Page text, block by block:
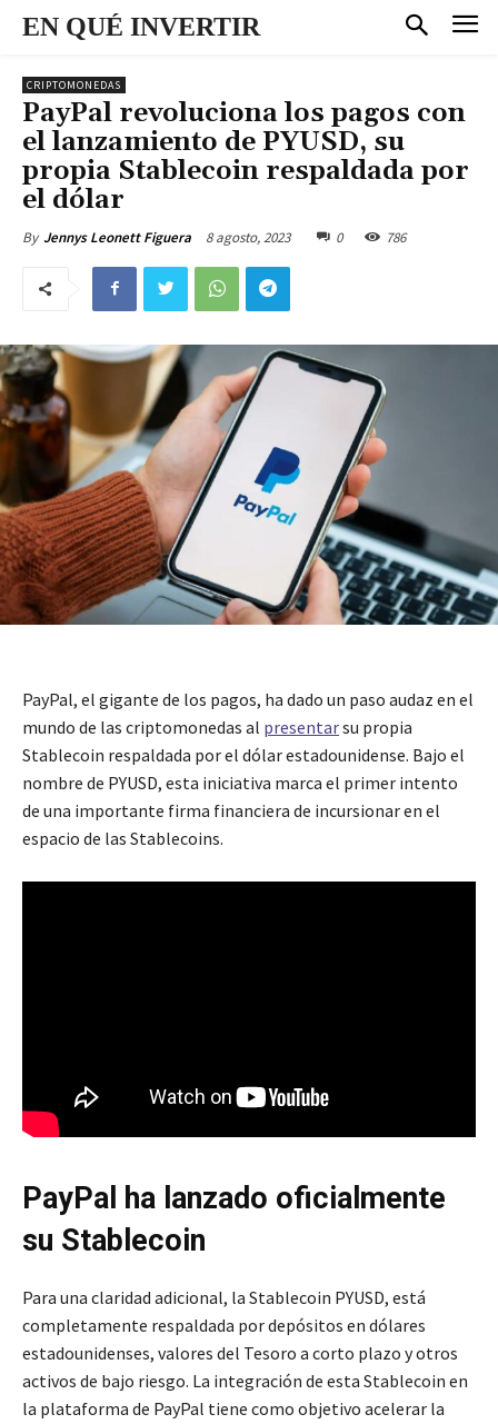
EN QUÉ INVERTIR
CRIPTOMONEDAS
PayPal revoluciona los pagos con
el lanzamiento de PYUSD, su
propia Stablecoin respaldada por
el dólar
By Jennys Leonett Figuera 8 agosto, 2023 0 786
PayPal, el gigante de los pagos, ha dado un paso audaz en el
mundo de las criptomonedas al presentarsu propia
Stablecoin respaldada por el dólar estadounidense. Bajo el
nombre de PYUSD, esta iniciativa marca el primer intento
de una importante firma financiera de incursionar en el
espacio de las Stablecoins.
PayPal ha lanzado oficialmente
su Stablecoin
Para una claridad adicional, la Stablecoin PYUSD, está
completamente respaldada por depósitos en dólares
estadounidenses, valores del Tesoro a corto plazo y otros
activos de bajo riesgo. La integración de esta Stablecoin en
la plataforma de PayPal tiene como objetivo acelerar la